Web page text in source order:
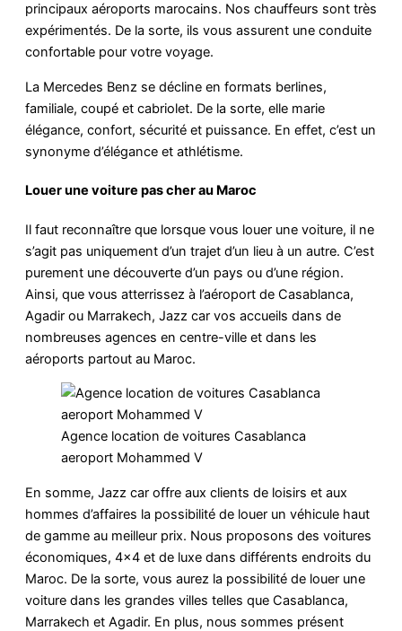
principaux aéroports marocains. Nos chauffeurs sont très
expérimentés. De la sorte, ils vous assurent une conduite
confortable pour votre voyage.
La Mercedes Benz se décline en formats berlines,
familiale, coupé et cabriolet. De la sorte, elle marie
élégance, confort, sécurité et puissance. En effet, c’est un
synonyme d’élégance et athlétisme.
Louer une voiture pas cher au Maroc
Il faut reconnaître que lorsque vous louer une voiture, il ne
s’agit pas uniquement d’un trajet d’un lieu à un autre. C’est
purement une découverte d’un pays ou d’une région.
Ainsi, que vous atterrissez à l’aéroport de Casablanca,
Agadir ou Marrakech, Jazz car vos accueils dans de
nombreuses agences en centre-ville et dans les
aéroports partout au Maroc.
Agence location de voitures Casablanca
aeroport Mohammed V
En somme, Jazz car offre aux clients de loisirs et aux
hommes d’affaires la possibilité de louer un véhicule haut
de gamme au meilleur prix. Nous proposons des voitures
économiques, 4×4 et de luxe dans différents endroits du
Maroc. De la sorte, vous aurez la possibilité de louer une
voiture dans les grandes villes telles que Casablanca,
Marrakech et Agadir. En plus, nous sommes présent